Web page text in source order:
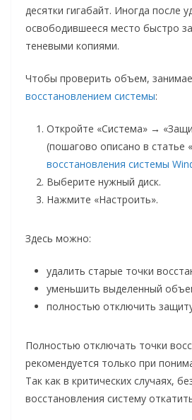
десятки гигабайт. Иногда после
освободившееся место быстро
теневыми копиями.
Чтобы проверить объем,
восстановлением системы:
Откройте «Система» →
(пошагово описано в статье «
восстановления системы
Выберите нужный диск.
Нажмите «Настроить».
Здесь можно:
удалить старые точки
уменьшить выделенный
полностью отключить
Полностью отключать точки
рекомендуется только при
Так как в критических случаях,
восстановления систему